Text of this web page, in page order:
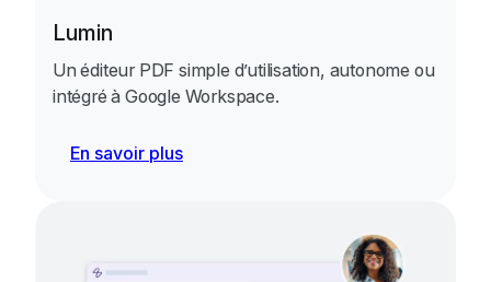
Lumin
Un éditeur PDF simple d’utilisation, autonome ou
intégré à Google Workspace.
En savoir plus